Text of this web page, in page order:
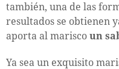
también, una de las
resultados se obtienen
aporta al marisco un
Ya sea un exquisito